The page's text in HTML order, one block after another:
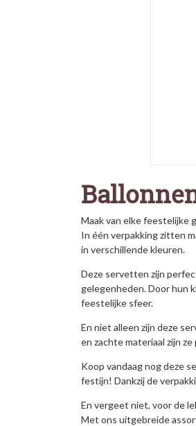
Maak van elke feestelijke
In één verpakking zitten
in verschillende kleuren.
Deze servetten zijn
gelegenheden. Door hun
feestelijke sfeer.
En niet alleen zijn deze
en zachte materiaal zijn
Koop vandaag nog deze
festijn! Dankzij de
En vergeet niet, voor de
Met ons uitgebreide